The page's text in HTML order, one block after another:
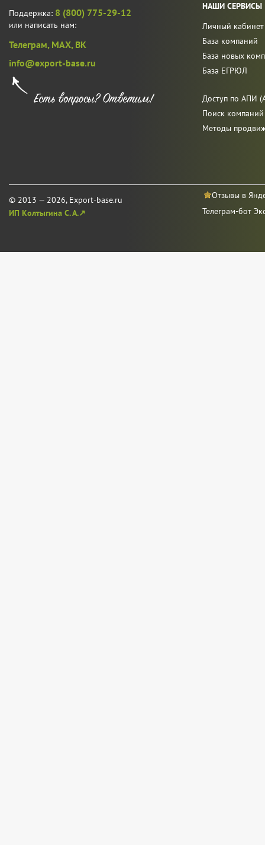
Поддержка: 8 (800) 775-29-12
или написать нам:
Телеграм, MAX, ВК
info@export-base.ru
© 2013 — 2026, Export-base.ru
ИП Колтыгина С. А.↗
НАШИ СЕРВИСЫ
Личный кабинет
База компаний
База новых
База ЕГРЮЛ
Доступ по АПИ
Поиск
Методы
Отзывы в
Телеграм-бот